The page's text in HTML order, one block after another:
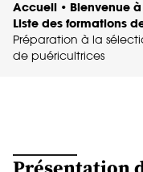
Accueil • Bienvenue
Liste des formations
Préparation à la
de puéricultrices